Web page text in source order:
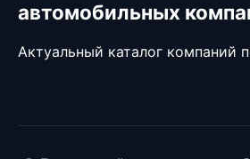
автомобильных
Актуальный каталог компаний